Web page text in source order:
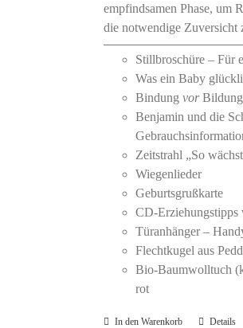
empfindsamen Phase, um
die notwendige Zuversicht
Stillbroschüre – Für
Was ein Baby
BindungvorBildung
Benjamin und die
Zeitstrahl „So
Wiegenlieder
Geburtsgrußkarte
CD-Erziehungstipps
Türanhänger –
Flechtkugel aus
Bio-Baumwolltuch
rot
In den Warenkorb Details